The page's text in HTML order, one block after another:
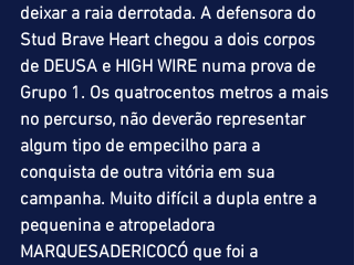
deixar a raia derrotada. A defensora do
Stud Brave Heart chegou a dois corpos
de DEUSA e HIGH WIRE numa prova de
Grupo 1. Os quatrocentos metros a mais
no percurso, não deverão representar
algum tipo de empecilho para a
conquista de outra vitória em sua
campanha. Muito difícil a dupla entre a
pequenina e atropeladora
MARQUESADERICOCÓ que foi a